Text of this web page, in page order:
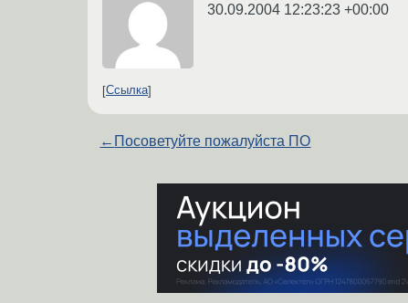
30.09.2004 12:23:23 +00:00
Ссылка
← Посоветуйте пожалуйста ПО